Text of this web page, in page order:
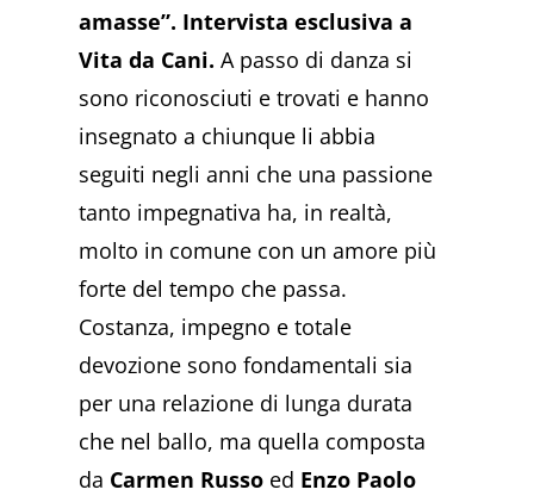
amasse”. Intervista esclusiva a
Vita da Cani.A passo di danza si
sono riconosciuti e trovati e hanno
insegnato a chiunque li abbia
seguiti negli anni che una passione
tanto impegnativa ha, in realtà,
molto in comune con un amore più
forte del tempo che passa.
Costanza, impegno e totale
devozione sono fondamentali sia
per una relazione di lunga durata
che nel ballo, ma quella composta
da Carmen Russo ed Enzo Paolo